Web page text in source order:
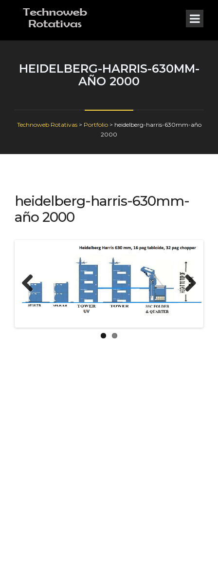
HEIDELBERG-HARRIS-630MM-
AÑO 2000
Technoweb Rotativas> Portfolio> heidelberg-harris-630mm-año
2000
heidelberg-harris-630mm-
año 2000
Previous